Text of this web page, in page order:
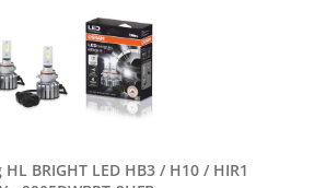
BRIGHT LED HB3 / H10 / HIR1